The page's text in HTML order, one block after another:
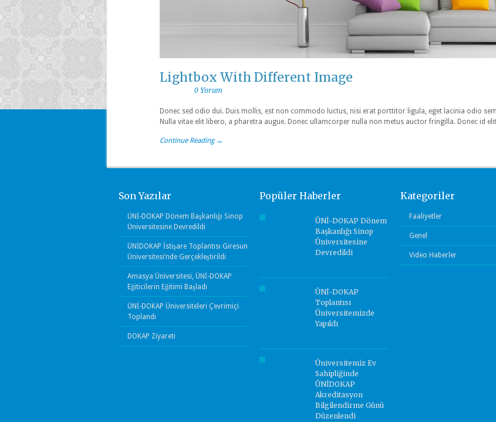
Lightbox With Different Image
0 Yorum
Donec sed odio dui. Duis mollis, est non commodo luctus, nisi erat porttitor ligula, eget lacinia odio
Nulla vitae elit libero, a pharetra augue. Donec ullamcorper nulla non metus auctor fringilla. Donec id
Continue Reading →
Son Yazılar
ÜNİ-DOKAP Dönem Başkanlığı Sinop
Üniversitesine Devredildi
ÜNİDOKAP İstişare Toplantısı Giresun
Üniversitesi’nde Gerçekleştirildi
Amasya Üniversitesi, ÜNİ-DOKAP
Eğiticilerin Eğitimi Başladı
ÜNİ-DOKAP Üniversiteleri Çevrimiçi
Toplandı
DOKAP Ziyareti
Popüler Haberler
ÜNİ-DOKAP Dönem
Başkanlığı Sinop
Üniversitesine
Devredildi
ÜNİ-DOKAP
Toplantısı
Üniversitemizde
Yapıldı
Üniversitemiz Ev
Sahipliğinde
ÜNİDOKAP
Akreditasyon
Bilgilendirme Günü
Düzenlendi
Kategoriler
Faaliyetler
Genel
Video Haberler